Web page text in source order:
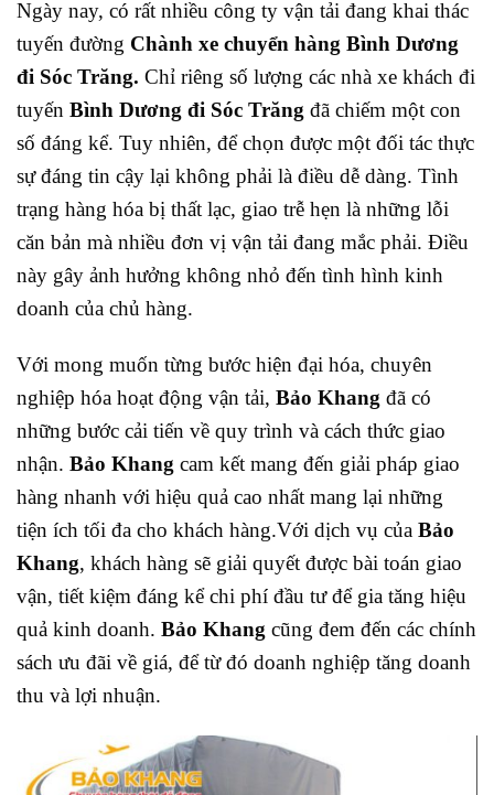
Ngày nay, có rất nhiều công ty vận tải đang khai thác
tuyến đường Chành xe chuyển hàng Bình Dương
đi Sóc Trăng. Chỉ riêng số lượng các nhà xe khách đi
tuyến Bình Dương đi Sóc Trăng đã chiếm một con
số đáng kể. Tuy nhiên, để chọn được một đối tác thực
sự đáng tin cậy lại không phải là điều dễ dàng. Tình
trạng hàng hóa bị thất lạc, giao trễ hẹn là những lỗi
căn bản mà nhiều đơn vị vận tải đang mắc phải. Điều
này gây ảnh hưởng không nhỏ đến tình hình kinh
doanh của chủ hàng.
Với mong muốn từng bước hiện đại hóa, chuyên
nghiệp hóa hoạt động vận tải, Bảo Khang đã có
những bước cải tiến về quy trình và cách thức giao
nhận. Bảo Khang cam kết mang đến giải pháp giao
hàng nhanh với hiệu quả cao nhất mang lại những
tiện ích tối đa cho khách hàng.Với dịch vụ của Bảo
Khang, khách hàng sẽ giải quyết được bài toán giao
vận, tiết kiệm đáng kể chi phí đầu tư để gia tăng hiệu
quả kinh doanh. Bảo Khang cũng đem đến các chính
sách ưu đãi về giá, để từ đó doanh nghiệp tăng doanh
thu và lợi nhuận.